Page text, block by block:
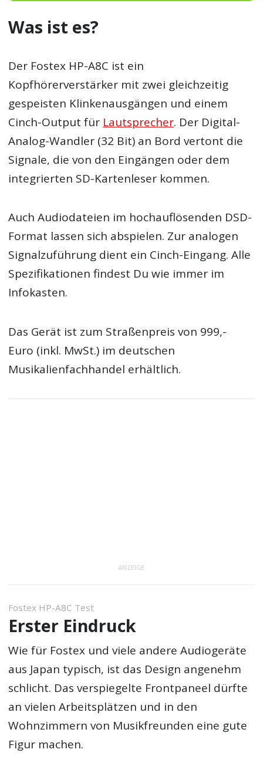
Was ist es?
Der Fostex HP-A8C ist ein
Kopfhörerverstärker mit zwei gleichzeitig
gespeisten Klinkenausgängen und einem
Cinch-Output für Lautsprecher. Der Digital-
Analog-Wandler (32 Bit) an Bord vertont die
Signale, die von den Eingängen oder dem
integrierten SD-Kartenleser kommen.
Auch Audiodateien im hochauflösenden DSD-
Format lassen sich abspielen. Zur analogen
Signalzuführung dient ein Cinch-Eingang. Alle
Spezifikationen findest Du wie immer im
Infokasten.
Das Gerät ist zum Straßenpreis von 999,-
Euro (inkl. MwSt.) im deutschen
Musikalienfachhandel erhältlich.
ANZEIGE
Fostex HP-A8C Test
Erster Eindruck
Wie für Fostex und viele andere Audiogeräte
aus Japan typisch, ist das Design angenehm
schlicht. Das verspiegelte Frontpaneel dürfte
an vielen Arbeitsplätzen und in den
Wohnzimmern von Musikfreunden eine gute
Figur machen.